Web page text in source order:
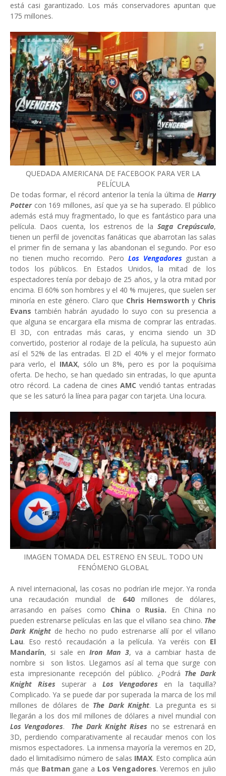
está casi garantizado. Los más conservadores apuntan que
175 millones.
QUEDADA AMERICANA DE FACEBOOK PARA VER LA
PELÍCULA
De todas formar, el récord anterior la tenía la última de Harry
Potter con 169 millones, así que ya se ha superado. El público
además está muy fragmentado, lo que es fantástico para una
película. Daos cuenta, los estrenos de laSaga Crepúsculo,
tienen un perfil de jovencitas fanáticas que abarrotan las salas
el primer fin de semana y las abandonan el segundo. Por eso
no tienen mucho recorrido. Pero Los Vengadoresgustan a
todos los públicos. En Estados Unidos, la mitad de los
espectadores tenía por debajo de 25 años, y la otra mitad por
encima. El 60% son hombres y el 40 % mujeres, que suelen ser
minoría en este género. Claro que Chris Hemsworth y Chris
Evans también habrán ayudado lo suyo con su presencia a
que alguna se encargara ella misma de comprar las entradas.
El 3D, con entradas más caras, y encima siendo un 3D
convertido, posterior al rodaje de la película, ha supuesto aún
así el 52% de las entradas. El 2D el 40% y el mejor formato
para verlo, el IMAX, sólo un 8%, pero es por la poquísima
oferta. De hecho, se han quedado sin entradas, lo que apunta
otro récord. La cadena de cinesAMC vendió tantas entradas
que se les saturó la línea para pagar con tarjeta. Una locura.
IMAGEN TOMADA DEL ESTRENO EN SEUL. TODO UN
FENÓMENO GLOBAL
A nivel internacional, las cosas no podrían irle mejor. Ya ronda
una recaudación mundial de 640millones de dólares,
arrasando en países como China o Rusia. En China no
pueden estrenarse películas en las que el villano sea chino. The
Dark Knight de hecho no pudo estrenarse allí por el villano
Lau. Eso restó recaudación a la película. Ya veréis con El
Mandarín, si sale en Iron Man 3, va a cambiar hasta de
nombre si son listos. Llegamos así al tema que surge con
esta impresionante recepción del público. ¿Podrá The Dark
Knight Rises superar a Los Vengadores en la taquilla?
Complicado. Ya se puede dar por superada la marca de los mil
millones de dólares de The Dark Knight. La pregunta es si
llegarán a los dos mil millones de dólares a nivel mundial con
Los Vengadores. The Dark Knight Rises no se estrenará en
3D, perdiendo comparativamente al recaudar menos con los
mismos espectadores. La inmensa mayoría la veremos en 2D,
dado el limitadísimo número de salas IMAX. Esto complica aún
más que Batman gane a Los Vengadores. Veremos en julio